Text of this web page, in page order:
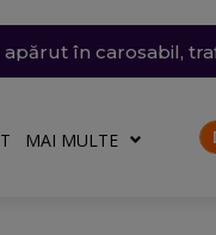
provoacă
în carosabil,
riscul pentru
marii
MAI MULTE